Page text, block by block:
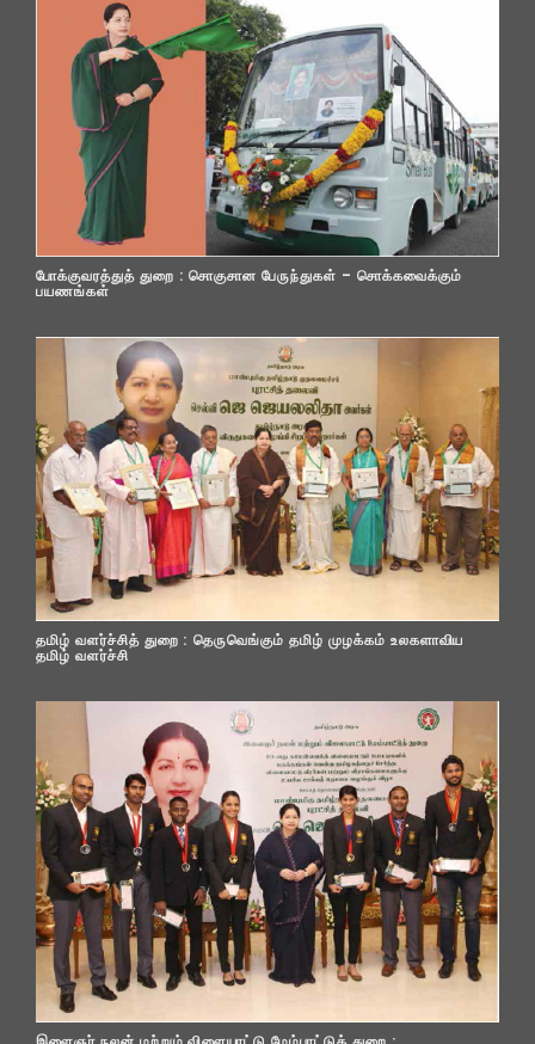
போக்குவரத்துத் துறை : சொகுசான பேருந்துகள் – சொக்கவைக்கும்
பயணங்கள்
தமிழ் வளர்ச்சித் துறை : தெருவெங்கும் தமிழ் முழக்கம் உலகளாவிய
தமிழ் வளர்ச்சி